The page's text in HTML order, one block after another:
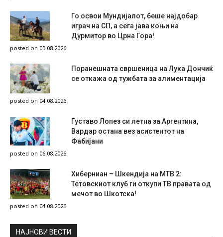
Го освои Мундијалот, беше најдобар
играч на СП, а сега јава коњи на
Дурмитор во Црна Гора!
posted on 03.08.2026
Поранешната свршеница на Лука Дончиќ
се откажа од тужбата за алиментација
posted on 04.08.2026
Густаво Лопез си летна за Аргентина,
Вардар остана вез асистентот на
Фабијани
posted on 06.08.2026
Хиберниан – Шкендија на МТВ 2:
Тетовскиот клуб ги откупи ТВ правата од
мечот во Шкотска!
posted on 04.08.2026
НAЈНОВИ ВЕСТИ